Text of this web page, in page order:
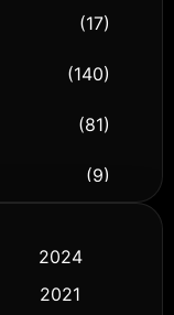
(17)
(140)
(81)
(9)
2024
2021